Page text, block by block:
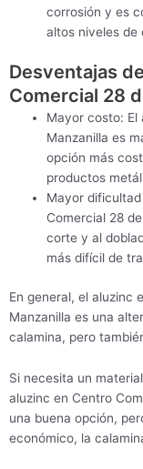
corrosión y es
altos niveles de
Desventajas
Comercial 28
Mayor costo: El
Manzanilla es
opción más
productos
Mayor
Comercial 28
corte y al
más difícil de
En general, el aluzinc
Manzanilla es una
calamina, pero
Si necesita un
aluzinc en Centro
una buena opción,
económico, la